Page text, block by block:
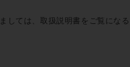
しては、取扱説明書をご覧にな